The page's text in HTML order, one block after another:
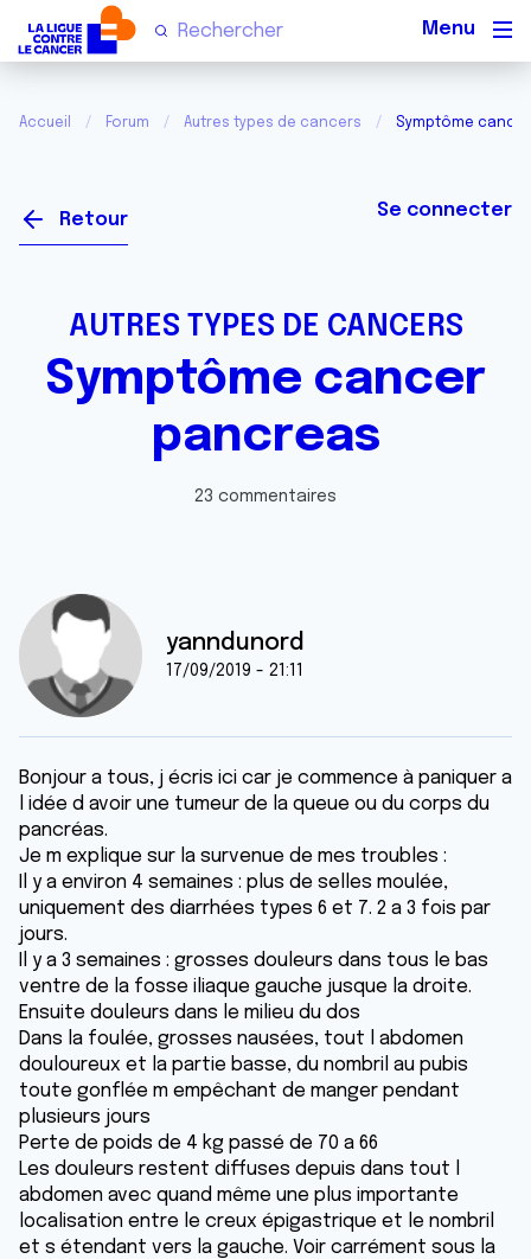
Accueil Forum Autres types de cancers Symptôme
Retour Se connecter
AUTRES TYPES DE CANCERS
Symptôme cancer
pancreas
23 commentaires
yanndunord
17/09/2019 - 21:11
Bonjour a tous, j écris ici car je commence à paniquer a
l idée d avoir une tumeur de la queue ou du corps du
pancréas.
Je m explique sur la survenue de mes troubles :
Il y a environ 4 semaines : plus de selles moulée,
uniquement des diarrhées types 6 et 7. 2 a 3 fois par
jours.
Il y a 3 semaines : grosses douleurs dans tous le bas
ventre de la fosse iliaque gauche jusque la droite.
Ensuite douleurs dans le milieu du dos
Dans la foulée, grosses nausées, tout l abdomen
douloureux et la partie basse, du nombril au pubis
toute gonflée m empêchant de manger pendant
plusieurs jours
Perte de poids de 4 kg passé de 70 a 66
Les douleurs restent diffuses depuis dans tout l
abdomen avec quand même une plus importante
localisation entre le creux épigastrique et le nombril
et s étendant vers la gauche. Voir carrément sous la